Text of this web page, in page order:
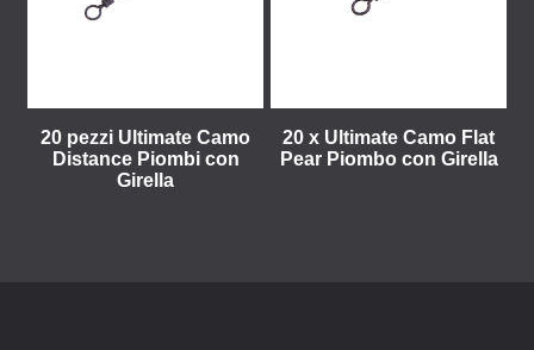
20 pezzi Ultimate Camo
Distance Piombi con
Girella
20 x Ultimate Camo Flat
Pear Piombo con Girella